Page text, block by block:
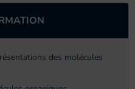
des molécules